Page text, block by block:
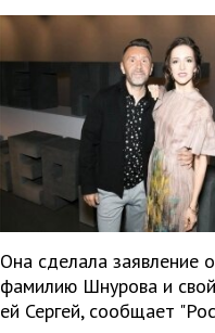
Она сделала заявление
фамилию Шнурова и
ей Сергей, сообщает